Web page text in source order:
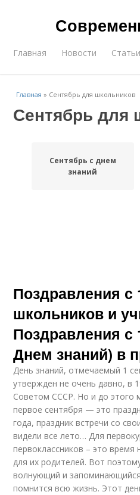
Главная Новости Статьи
Главная » Сентябрь для школьников
Сентябрь для
Сентябрь с днем
знаний
Поздравления с
школьников и
Поздравления с
Днем знаний) в
День знаний, отмечаемый 1
утвержден не очень давно, в
Советом СССР. Но и до этого
первое сентября — это
года, праздник встречи со
видели все лето… Для
первоклассников – это время
для их родителей. Вот
волнующий и
помнится всю жизнь. Этот